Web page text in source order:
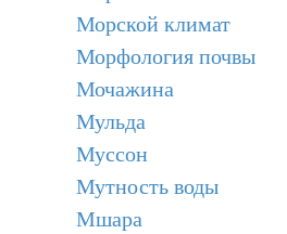
Морской климат
Морфология почвы
Мочажина
Мульда
Муссон
Мутность воды
Мшара